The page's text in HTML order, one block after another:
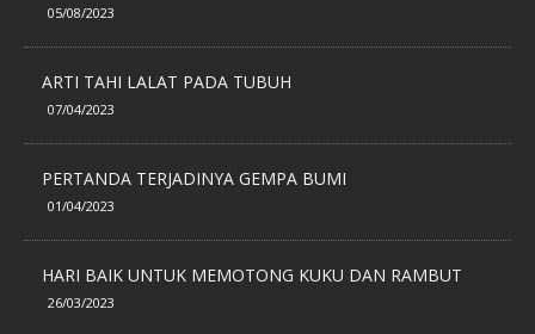
05/08/2023
ARTI TAHI LALAT PADA TUBUH
07/04/2023
PERTANDA TERJADINYA GEMPA BUMI
01/04/2023
HARI BAIK UNTUK MEMOTONG KUKU DAN RAMBUT
26/03/2023